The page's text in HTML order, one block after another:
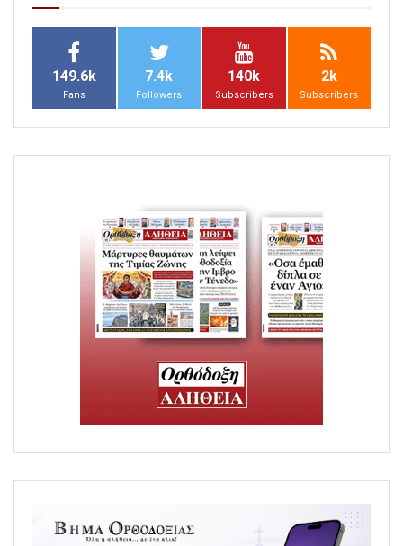
149.6k
Fans
7.4k
Followers
140k
Subscribers
2k
Subscribers